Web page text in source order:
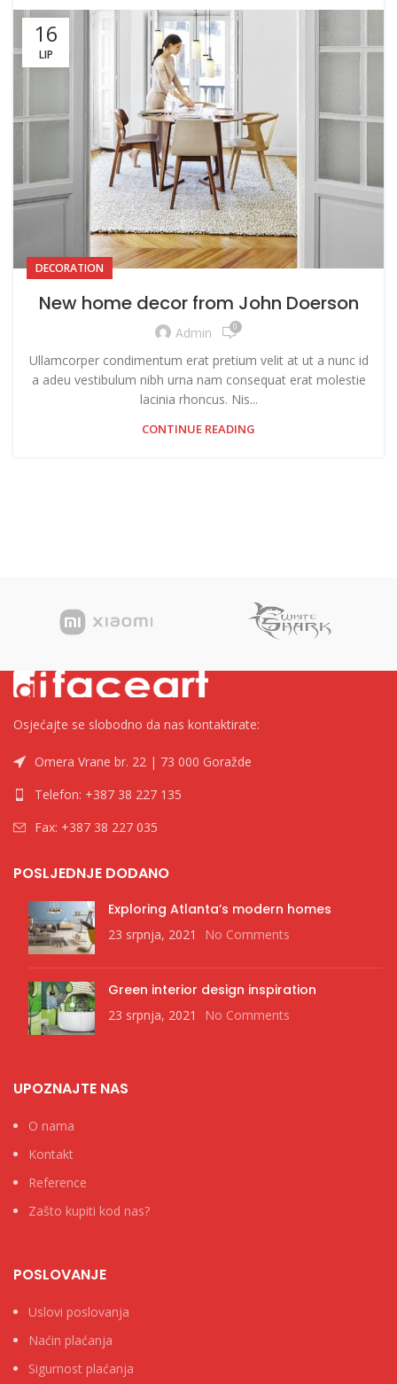
16
LIP
DECORATION
New home decor from John Doerson
Admin 0
Ullamcorper condimentum erat pretium velit at ut a nunc id
a adeu vestibulum nibh urna nam consequat erat molestie
lacinia rhoncus. Nis...
CONTINUE READING
Osjećajte se slobodno da nas kontaktirate:
Omera Vrane br. 22 | 73 000 Goražde
Telefon: +387 38 227 135
Fax: +387 38 227 035
POSLJEDNJE DODANO
Exploring Atlanta’s modern homes
23 srpnja, 2021 No Comments
Green interior design inspiration
23 srpnja, 2021 No Comments
UPOZNAJTE NAS
O nama
Kontakt
Reference
Zašto kupiti kod nas?
POSLOVANJE
Uslovi poslovanja
Naćin plaćanja
Sigurnost plaćanja